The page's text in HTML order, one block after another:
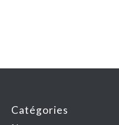
Catégories